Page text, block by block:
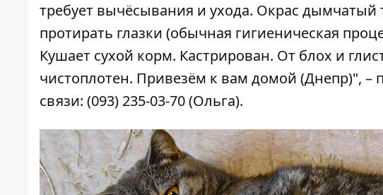
требует вычёсывания и ухода. Окрас
протирать глазки (обычная гигиеническая
Кушает сухой корм. Кастрирован. От блох и
чистоплотен. Привезём к вам домой (Днепр)",
связи: (093) 235-03-70 (Ольга).